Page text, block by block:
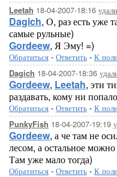
Leetah 18-04-2007-18:16
Dagich, О, раз есть уже
самые рульные)
Gordeew, Я Эму! =)
Обратиться - Ответить - К
Dagich 18-04-2007-18:36
Gordeew, Leetah, эти
раздавать, кому ни
Обратиться - Ответить - К
PunkyFish 18-04-2007-19:19
Gordeew, а че там не
лесом, а остальное
Там уже мало тогда)
Обратиться - Ответить - К